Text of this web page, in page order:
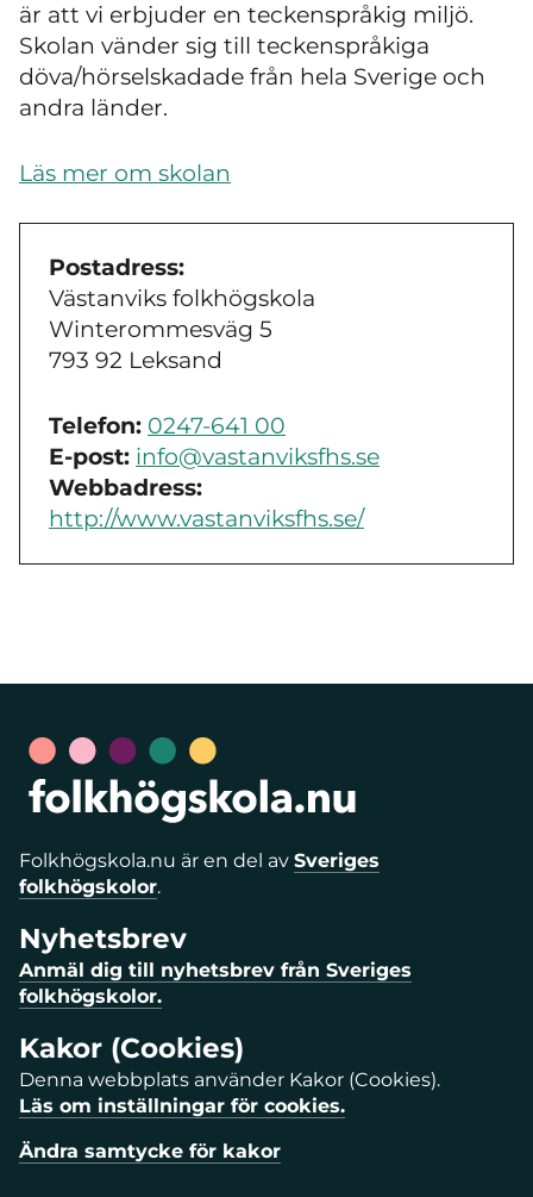
är att vi erbjuder en teckenspråkig miljö.
Skolan vänder sig till teckenspråkiga
döva/hörselskadade från hela Sverige och
andra länder.
Läs mer om skolan
Postadress:
Västanviks folkhögskola
Winterommesväg 5
793 92 Leksand
Telefon: 0247-641 00
E-post: info@vastanviksfhs.se
Webbadress:
http://www.vastanviksfhs.se/
Folkhögskola.nu är en del av Sveriges
folkhögskolor.
Nyhetsbrev
Anmäl dig till nyhetsbrev från Sveriges
folkhögskolor.
Kakor (Cookies)
Denna webbplats använder Kakor (Cookies).
Läs om inställningar för cookies.
Ändra samtycke för kakor